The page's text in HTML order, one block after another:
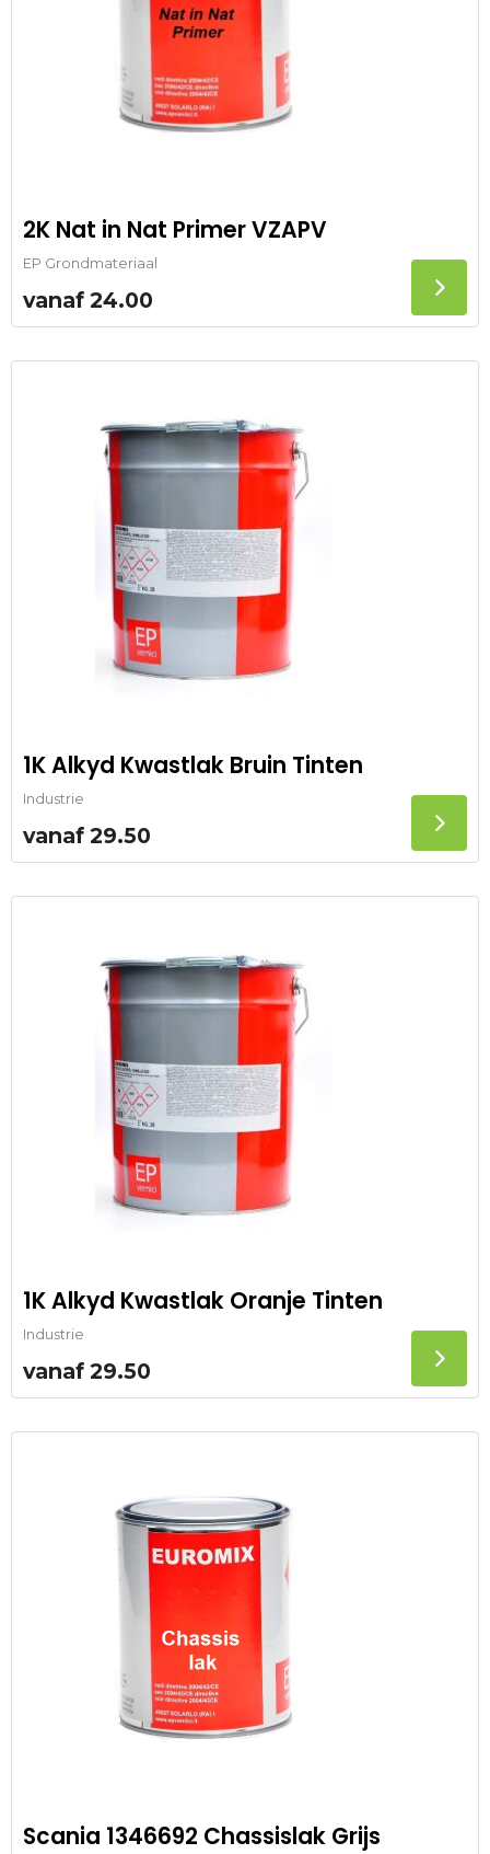
2K Nat in Nat Primer VZAPV
EP Grondmateriaal
vanaf 24.00
1K Alkyd Kwastlak Bruin Tinten
Industrie
vanaf 29.50
1K Alkyd Kwastlak Oranje Tinten
Industrie
vanaf 29.50
Scania 1346692 Chassislak Grijs